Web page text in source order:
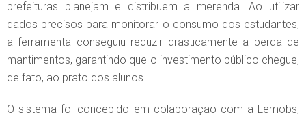
prefeituras planejam e distribuem a merenda. Ao utilizar
dados precisos para monitorar o consumo dos estudantes,
a ferramenta conseguiu reduzir drasticamente a perda de
mantimentos, garantindo que o investimento público chegue,
de fato, ao prato dos alunos.
O sistema foi concebido em colaboração com a Lemobs,